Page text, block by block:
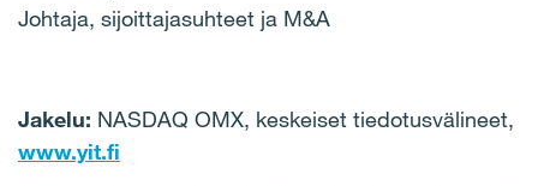
Johtaja, sijoittajasuhteet ja M&A
Jakelu: NASDAQ OMX, keskeiset tiedotusvälineet,
www.yit.fi